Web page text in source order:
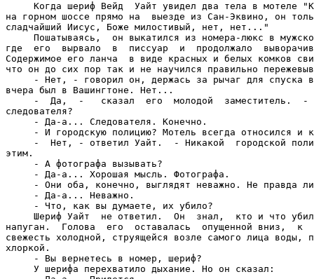
Когда шериф Вейд  Уайт увидел два тела в мотеле
на горном шоссе прямо на  выезде из Сан-Эквино, он
сладчайший Иисус, Боже милостивый, нет, нет..."
Пошатываясь,  он выкатился из номера-люкс в
где  его  вырвало  в  писсуар  и  продолжало
Содержимое его ланча  в виде красных и белых комков
что он до сих пор так и не научился правильно
- Нет, - говорил он, держась за рычаг для спуска
вчера был в Вашингтоне. Нет...
-  Да,  -   сказал  его  молодой  заместитель.  -
следователя?
     - Да-а... Следователя. Конечно.
- И городскую полицию? Мотель всегда относился и
-  Нет, - ответил Уайт.  - Никакой  городской
этим.
     - А фотографа вызывать?
     - Да-а... Хорошая мысль. Фотографа.
- Они оба, конечно, выглядят неважно. Не правда
     - Да-а... Неважно.
     - Что, как вы думаете, их убило?
Шериф Уайт  не ответил.  Он  знал,  кто и что
напуган.  Голова  его  оставалась  опущенной вниз,  к
свежесть холодной, струящейся возле самого лица воды,
хлоркой.
     - Вы вернетесь в номер, шериф?
     У шерифа перехватило дыхание. Но он сказал: